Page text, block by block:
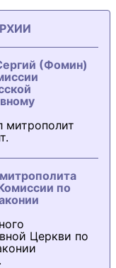
(Фомин)
митрополит
по
Церкви по